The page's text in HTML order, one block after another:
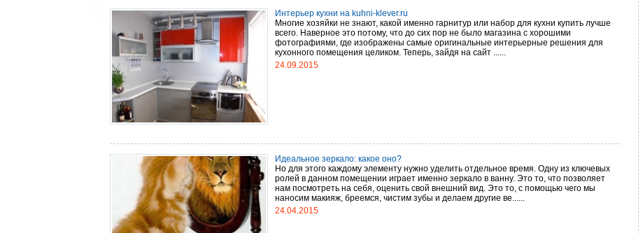
Интерьер кухни на kuhni-klever.ru
Многие хозяйки не знают, какой именно гарнитур или набор для кухни купить лучше
всего. Наверное это потому, что до сих пор не было магазина с хорошими
фотографиями, где изображены самые оригинальные интерьерные решения для
кухонного помещения целиком. Теперь, зайдя на сайт ......
24.09.2015
Идеальное зеркало: какое оно?
Но для этого каждому элементу нужно уделить отдельное время. Одну из ключевых
ролей в данном помещении играет именно зеркало в ванну. Это то, что позволяет
нам посмотреть на себя, оценить свой внешний вид. Это то, с помощью чего мы
наносим макияж, бреемся, чистим зубы и делаем другие ве......
24.04.2015